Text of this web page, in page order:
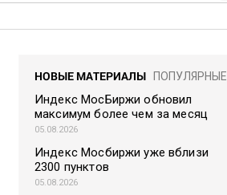
НОВЫЕ МАТЕРИАЛЫ ПОПУЛЯРНЫЕ
Индекс МосБиржи обновил
максимум более чем за месяц
05.08.2026
Индекс Мосбиржи уже вблизи
2300 пунктов
05.08.2026